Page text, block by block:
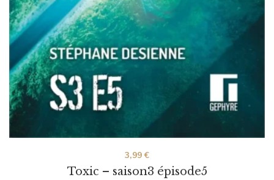
Toxic – saison3 épisode5
3,99€